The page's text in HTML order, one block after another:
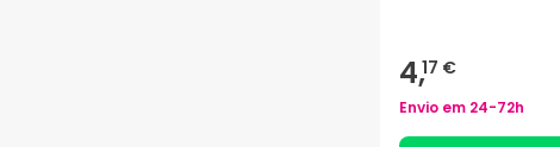
4,17 €
Envio em 24-72h